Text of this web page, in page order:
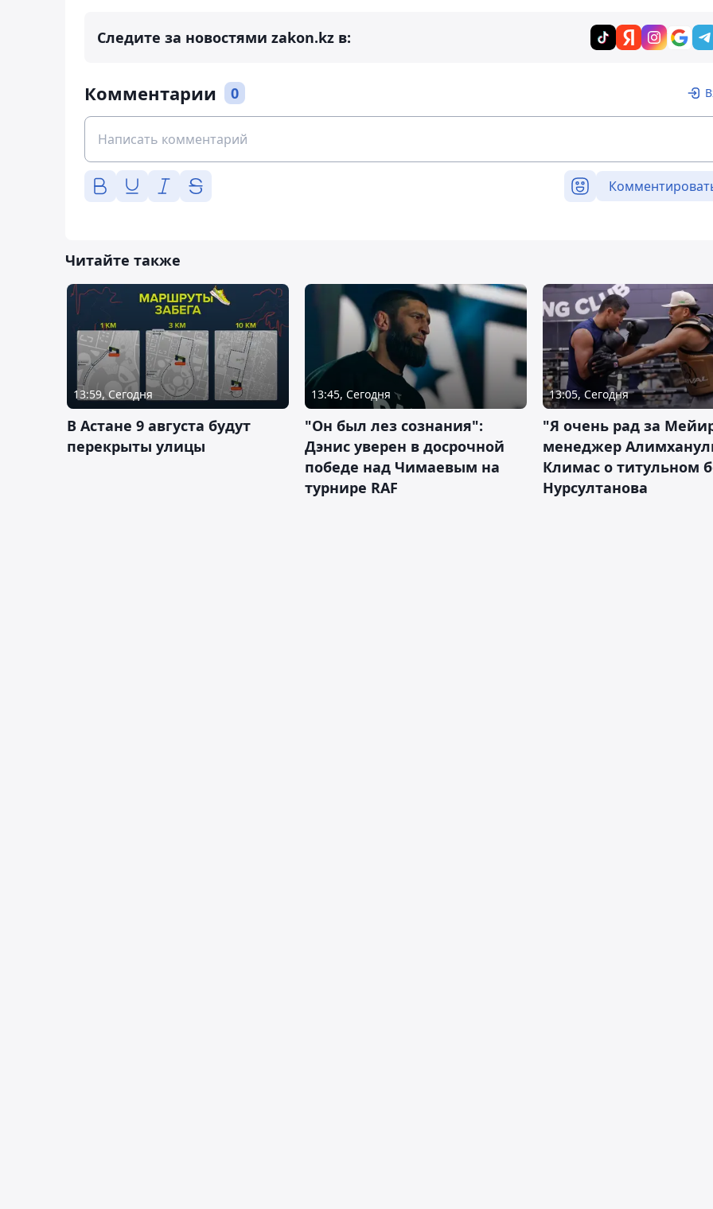
Следите за новостями zakon.kz в:
Комментарии 0
Читайте также
13:59, Сегодня
В Астане 9 августа будут
перекрыты улицы
13:45, Сегодня
"Он был лез сознания":
Дэнис уверен в досрочной
победе над Чимаевым на
турнире RAF
13:05, Сегодня
"Я очень рад за
менеджер
Климас о титульном
Нурсултанова